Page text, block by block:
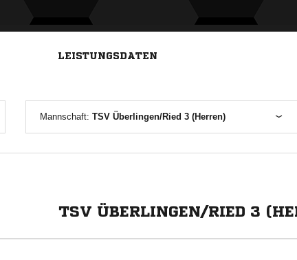
LEISTUNGSDATEN
Mannschaft:TSV Überlingen/Ried 3 (Herren)
TSV ÜBERLINGEN/RIED 3